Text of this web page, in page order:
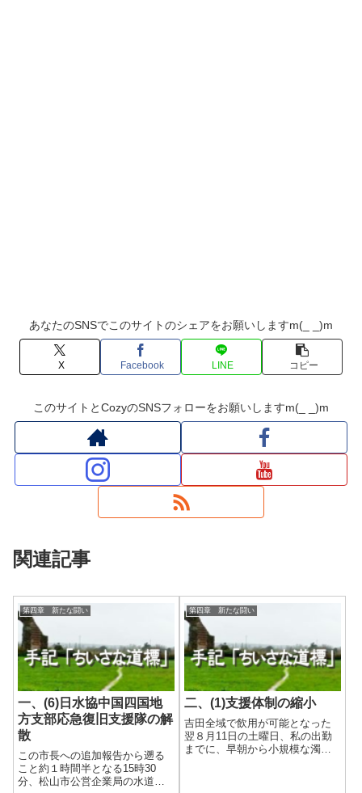
あなたのSNSでこのサイトのシェアをお願いしますm(_ _)m
X Facebook LINE コピー
このサイトとCozyのSNSフォローをお願いしますm(_ _)m
関連記事
第四章 新たな闘い
一、(6)日水協中国四国地
方支部応急復旧支援隊の解
散
この市長への追加報告から遡る
こと約１時間半となる15時30
分、松山市公営企業局の水道技
第四章 新たな闘い
二、(1)支援体制の縮小
吉田全域で飲用が可能となった
翌８月11日の土曜日、私の出勤
までに、早朝から小規模な濁水